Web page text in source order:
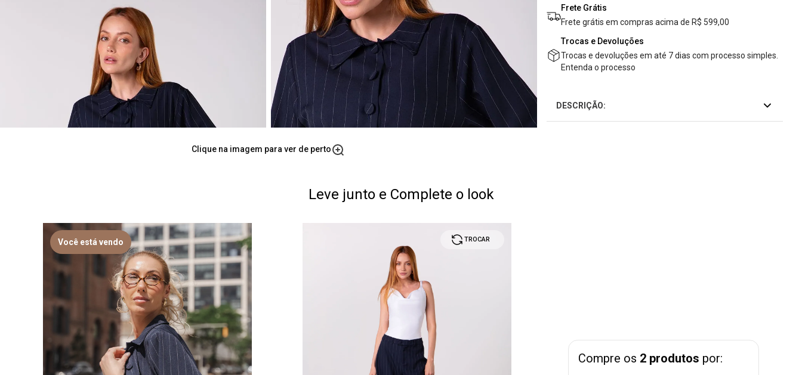
Frete Grátis
Frete grátis em compras acima de R$ 599,00
Trocas e Devoluções
Trocas e devoluções em até 7 dias com processo simples.
Entenda o processo
DESCRIÇÃO:
Clique na imagem para ver de perto
Leve junto e Complete o look
Você está vendo TROCAR
Compre os 2 produtos por: